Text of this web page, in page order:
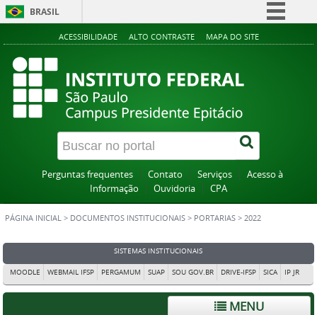
BRASIL
Simplifique!
Participe
Legislação
ACESSIBILIDADE ALTO CONTRASTE MAPA DO SITE
Perguntas frequentes Contato Serviços
Acesso à
Informação
Ouvidoria CPA
PÁGINA INICIAL > DOCUMENTOS INSTITUCIONAIS > PORTARIAS > 2022
SISTEMAS INSTITUCIONAIS
MOODLE WEBMAIL IFSP PERGAMUM SUAP SOU GOV.BR DRIVE-IFSP SICA IP JR
MENU